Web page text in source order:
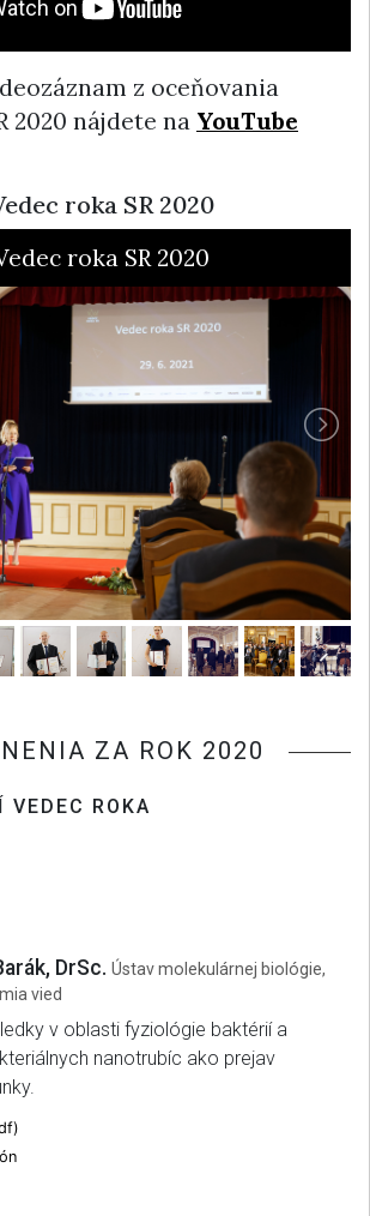
z oceňovania
2020 nájdete na YouTube
roka SR 2020
roka SR 2020
ZA ROK 2020
VEDEC ROKA
DrSc. Ústav molekulárnej biológie,
vied
v oblasti fyziológie baktérií a
nanotrubíc ako prejav